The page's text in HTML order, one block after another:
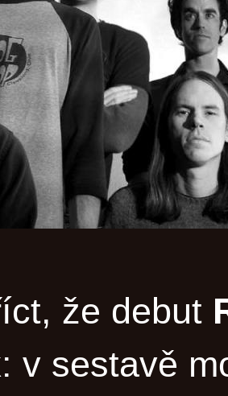
že debut
v sestavě